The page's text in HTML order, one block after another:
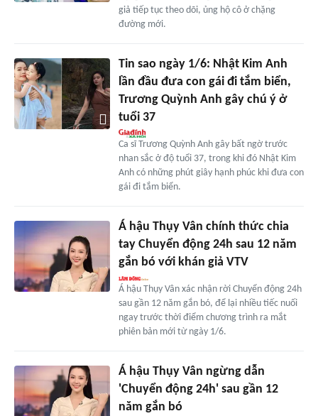
giả tiếp tục theo dõi, ủng hộ cô ở chặng
đường mới.
Tin sao ngày 1/6: Nhật Kim Anh
lần đầu đưa con gái đi tắm biển,
Trương Quỳnh Anh gây chú ý ở
tuổi 37
Ca sĩ Trương Quỳnh Anh gây bất ngờ trước
nhan sắc ở độ tuổi 37, trong khi đó Nhật Kim
Anh có những phút giây hạnh phúc khi đưa con
gái đi tắm biển.
Á hậu Thụy Vân chính thức chia
tay Chuyển động 24h sau 12 năm
gắn bó với khán giả VTV
Á hậu Thụy Vân xác nhận rời Chuyển động 24h
sau gần 12 năm gắn bó, để lại nhiều tiếc nuối
ngay trước thời điểm chương trình ra mắt
phiên bản mới từ ngày 1/6.
Á hậu Thụy Vân ngừng dẫn
'Chuyển động 24h' sau gần 12
năm gắn bó